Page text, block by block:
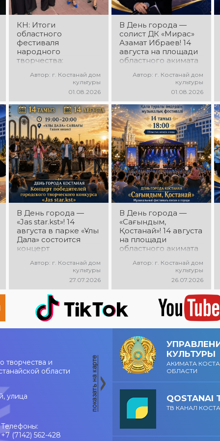
настроение!
праздничное
настроение!
КН: Итоги
областного
фестиваля
народного
творчества:
Автор: г. Костанай дом
культуры
01.08.2026
В День города —
солист ДК «Мирас»
Азамат Ибраев! 14
августа на площади
областного акимата
концертная
программа Азамата
Ибраева! Вас ждут
любимые песни,
яркое выступление,
мощная энергия и
праздничное
настроение!
Автор: г. Костанай дом
культуры
01.08.2026
В День города —
«Jas star.kst»! 14
августа в парке «Ұлы
Дала» состоится
концерт
городского
конкурса «Jas
star.kst»! Вас ждут
яркие выступления
молодых талантов,
современные песни,
мощная энергия и
Автор: г. Костанай дом
культуры
27.07.2026
В День города —
«Сағындым,
Қостанай»! 14 августа
на площади
областного акимата
музыкальный
фестиваль песен о
городе «Сағындым,
Қостанай»! Вас ждут
прекрасные песни о
родном городе,
яркие выступления и
праздничная
атмосфера!
Автор: г. Костанай дом
культуры
26.07.2026
творчества и
области
улица
Телефоны:
+7 (7142) 562-428
КУЛЬТУРЫ
АКИМАТА
ОБЛАСТИ
QOSTANAI
ТВ КАНАЛ